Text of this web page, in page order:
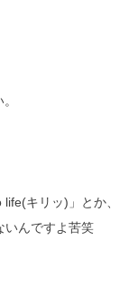
キリッ)」とか、
いんですよ苦笑